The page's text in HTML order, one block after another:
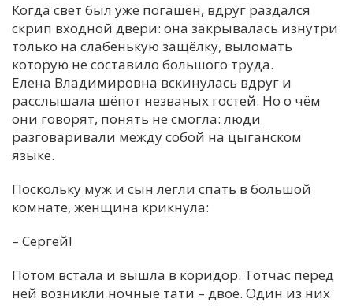
Когда свет был уже погашен, вдруг раздался
скрип входной двери: она закрывалась изнутри
только на слабенькую защёлку, выломать
которую не составило большого труда.
Елена Владимировна вскинулась вдруг и
расслышала шёпот незваных гостей. Но о чём
они говорят, понять не смогла: люди
разговаривали между собой на цыганском
языке.
Поскольку муж и сын легли спать в большой
комнате, женщина крикнула:
– Сергей!
Потом встала и вышла в коридор. Тотчас перед
ней возникли ночные тати – двое. Один из них